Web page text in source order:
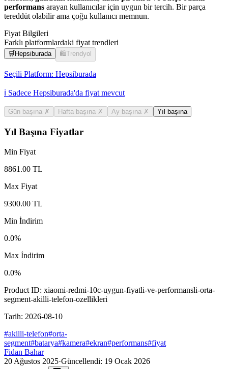
performans arayan kullanıcılar için uygun bir tercih. Bir parça
tereddüt olabilir ama çoğu kullanıcı memnun.
Fiyat Bilgileri
Farklı platformlardaki fiyat trendleri
🛒 Hepsiburada 🛍️Trendyol
Seçili Platform: Hepsiburada
ℹ️ Sadece Hepsiburada'da fiyat mevcut
Gün başına ✗ Hafta başına ✗ Ay başına ✗ Yıl başına
Yıl Başına Fiyatlar
Min Fiyat
8861.00 TL
Max Fiyat
9300.00 TL
Min İndirim
0.0%
Max İndirim
0.0%
Product ID: xiaomi-redmi-10c-uygun-fiyatli-ve-performansli-orta-
segment-akilli-telefon-ozellikleri
Tarih: 2026-08-10
#akilli-telefon#orta-
segment#batarya#kamera#ekran#performans#fiyat
Fidan Bahar
20 Ağustos 2025·Güncellendi: 19 Ocak 2026